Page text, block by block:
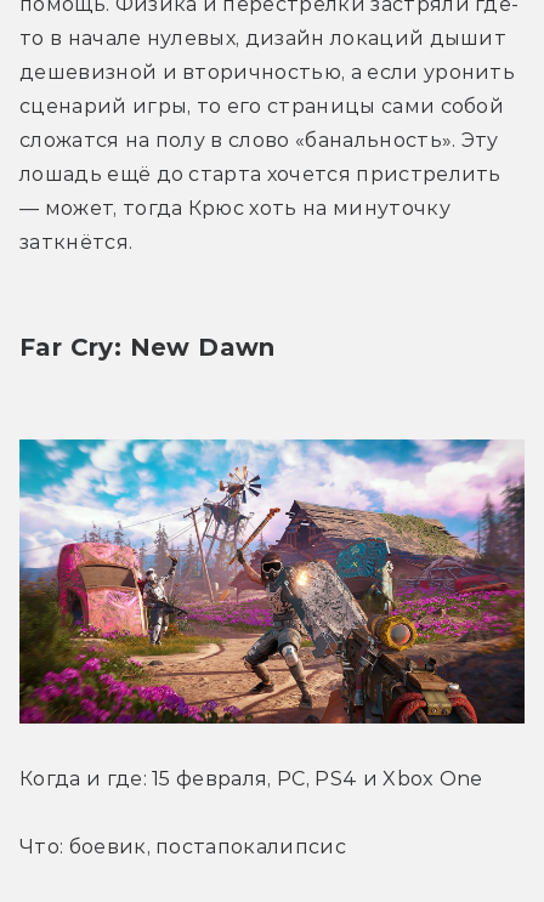
то в начале нулевых, дизайн локаций дышит
дешевизной и вторичностью, а если уронить
сценарий игры, то его страницы сами собой
сложатся на полу в слово «банальность». Эту
лошадь ещё до старта хочется пристрелить
— может, тогда Крюс хоть на минуточку
заткнётся.
Far Cry: New Dawn
Когда и где: 15 февраля, PC, PS4 и Xbox One
Что: боевик, постапокалипсис